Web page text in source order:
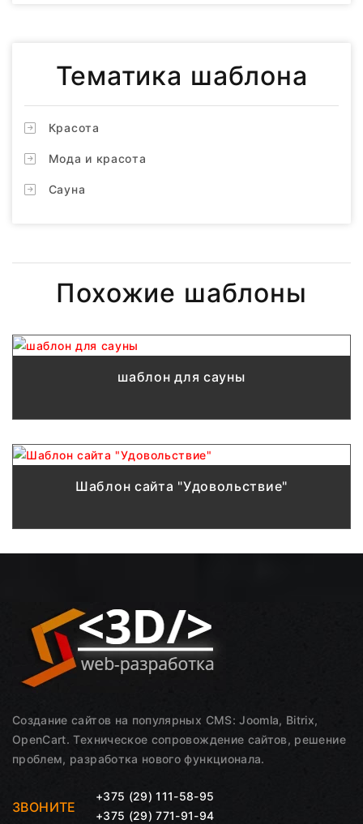
Тематика шаблона
Красота
Мода и красота
Сауна
Похожие шаблоны
шаблон для сауны
Шаблон сайта "Удовольствие"
Создание сайтов на популярных CMS: Joomla, Bitrix,
OpenCart. Техническое сопровождение сайтов, решение
проблем, разработка нового функционала.
ЗВОНИТЕ
+375 (29) 111-58-95
+375 (29) 771-91-94